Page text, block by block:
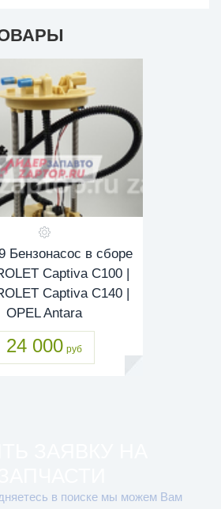
Бензонасос в сборе
Captiva C100 |
Captiva C140 |
OPEL Antara
24 000 руб
в поиске мы можем Вам